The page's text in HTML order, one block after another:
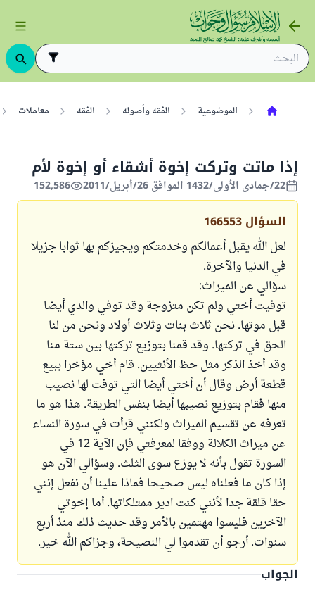
الموضوعية الفقه وأصوله الفقه معاملات
إذا ماتت وتركت إخوة أشقاء أو إخوة لأم
22/جمادى الأولى/1432 الموافق 26/أبريل/2011 152,586
السؤال 166553
لعل الله يقبل أعمالكم وخدمتكم ويجيزكم بها ثوابا جزيلا
في الدنيا والآخرة.
سؤالي عن الميراث:
توفيت أختي ولم تكن متزوجة وقد توفي والدي أيضا
قبل موتها. نحن ثلاث بنات وثلاث أولاد ونحن من لنا
الحق في تركتها. وقد قمنا بتوزيع تركتها بين ستة منا
وقد أخذ الذكر مثل حظ الأنثيين. قام أخي مؤخرا ببيع
قطعة أرض وقال أن أختي أيضا التي توفت لها نصيب
منها فقام بتوزيع نصيبها أيضا بنفس الطريقة. هذا هو ما
تعرفه عن تقسيم الميراث ولكنني قرأت في سورة النساء
عن ميراث الكلالة ووفقا لمعرفتي فإن الآية 12 في
السورة تقول بأنه لا يوزع سوى الثلث. وسؤالي الآن هو
إذا كان ما فعلناه ليس صحيحا فماذا علينا أن نفعل إنني
حقا قلقة جدا لأنني كنت ادير ممتلكاتها. أما إخوتي
الآخرين فليسوا مهتمين بالأمر وقد حديث ذلك منذ أربع
سنوات. أرجو أن تقدموا لي النصيحة، وجزاكم الله خير.
الجواب